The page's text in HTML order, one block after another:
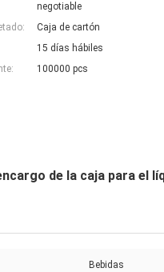
negotiable
Caja de cartón
15 días hábiles
100000 pcs
de la caja para el
Bebidas